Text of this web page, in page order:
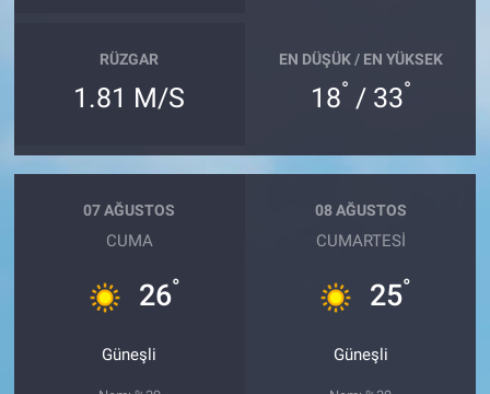
RÜZGAR
1.81 M/S
EN DÜŞÜK / EN YÜKSEK
18° / 33°
07 AĞUSTOS
CUMA
26°
Güneşli
08 AĞUSTOS
CUMARTESI
25°
Güneşli